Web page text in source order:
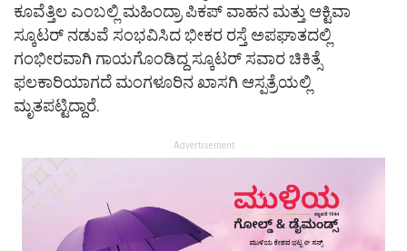
ಕೂವೆತ್ತಿಲ ಎಂಬಲ್ಲಿ ಮಹಿಂದ್ರಾ ಪಿಕಪ್ ವಾಹನ ಮತ್ತು ಆಕ್ಟಿವಾ
ಸ್ಕೂಟರ್ ನಡುವೆ ಸಂಭವಿಸಿದ ಭೀಕರ ರಸ್ತೆ ಅಪಘಾತದಲ್ಲಿ
ಗಂಭೀರವಾಗಿ ಗಾಯಗೊಂಡಿದ್ದ ಸ್ಕೂಟರ್ ಸವಾರ ಚಿಕಿತ್ಸೆ
ಫಲಕಾರಿಯಾಗದೆ ಮಂಗಳೂರಿನ ಖಾಸಗಿ ಆಸ್ಪತ್ರೆಯಲ್ಲಿ
ಮೃತಪಟ್ಟಿದ್ದಾರೆ.
Advertisement